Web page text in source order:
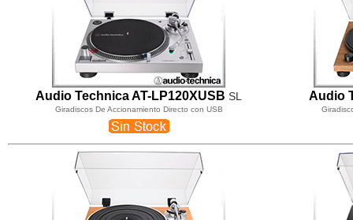
Audio Technica AT-LP120XUSB SL Audio
Giradiscos De Accionamiento Directo con USB